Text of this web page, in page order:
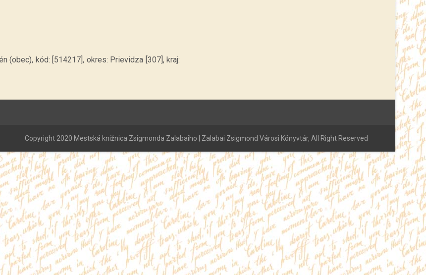
(obec), kód: [514217], okres: Prievidza [307], kraj:
Copyright 2020 Mestská knižnica Zsigmonda Zalabaiho | Zalabai Zsigmond Városi Könyvtár, All Right Reserved